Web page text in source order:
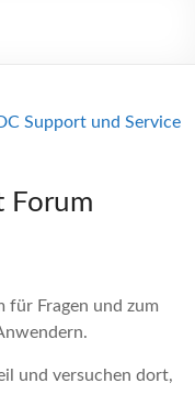
Support und Service
Forum
für Fragen und zum
und versuchen dort,